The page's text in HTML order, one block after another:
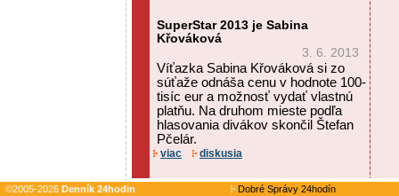
SuperStar 2013 je Sabina
Křováková
3. 6. 2013
Víťazka Sabina Křováková si zo
súťaže odnáša cenu v hodnote 100-
tisíc eur a možnosť vydať vlastnú
platňu. Na druhom mieste podľa
hlasovania divákov skončil Štefan
Pčelár.
viac diskusia
©2005-2026 Denník 24hodin
Dobré Správy 24hodín